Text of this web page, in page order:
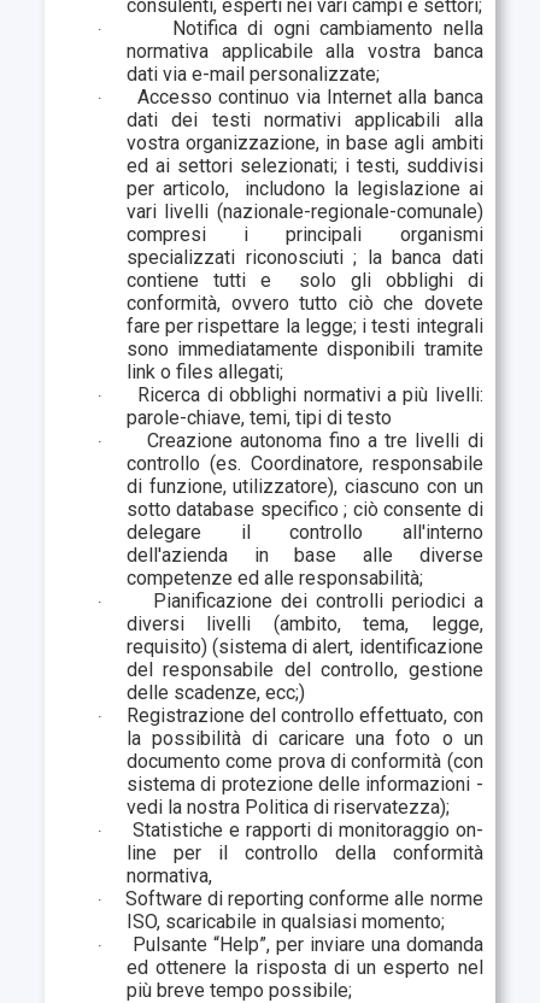
consulenti, esperti nei vari campi e settori;
·
Notifica di ogni cambiamento nella
normativa applicabile alla vostra banca
dati via e-mail personalizzate;
·
Accesso continuo via Internet alla banca
dati dei testi normativi applicabili alla
vostra organizzazione, in base agli ambiti
ed ai settori selezionati; i testi, suddivisi
per articolo,
includono la legislazione ai
vari livelli (nazionale-regionale-comunale)
compresi i principali organismi
specializzati riconosciuti ; la banca dati
contiene tutti e
solo gli obblighi di
conformità, ovvero tutto ciò che dovete
fare per rispettare la legge; i testi integrali
sono immediatamente disponibili tramite
link o files allegati;
·
Ricerca di obblighi normativi a più livelli:
parole-chiave, temi, tipi di testo
·
Creazione autonoma fino a tre livelli di
controllo (es. Coordinatore, responsabile
di funzione, utilizzatore), ciascuno con un
sotto database specifico ; ciò consente di
delegare il controllo all'interno
dell'azienda in base alle diverse
competenze ed alle responsabilità;
·
Pianificazione dei controlli periodici a
diversi livelli (ambito, tema, legge,
requisito) (sistema di alert, identificazione
del responsabile del controllo, gestione
delle scadenze, ecc;)
·
Registrazione del controllo effettuato, con
la possibilità di caricare una foto o un
documento come prova di conformità (con
sistema di protezione delle informazioni -
vedi la nostra Politica di riservatezza);
·
Statistiche e rapporti di monitoraggio on-
line per il controllo della conformità
normativa,
·
Software di reporting conforme alle norme
ISO, scaricabile in qualsiasi momento;
·
Pulsante “Help”, per inviare una domanda
ed ottenere la risposta di un esperto nel
più breve tempo possibile;